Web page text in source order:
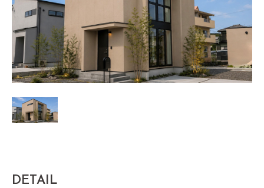
DETAIL